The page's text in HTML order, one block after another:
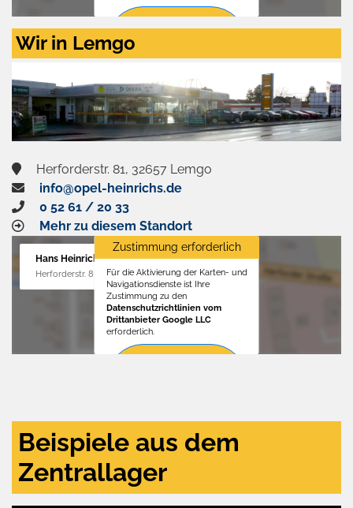
Zustimmen
aktivieren
Wir in Lemgo
Herforderstr. 81, 32657 Lemgo
info@opel-heinrichs.de
0 52 61 / 20 33
Mehr zu diesem Standort
Hans Heinrichs GmbH
Herforderstr. 81, 32657 Lemgo
Zustimmung erforderlich
Für die Aktivierung der Karten- und
Navigationsdienste ist Ihre
Zustimmung zu den
Datenschutzrichtlinien vom
Drittanbieter Google LLC
erforderlich.
Beispiele aus dem
Zentrallager